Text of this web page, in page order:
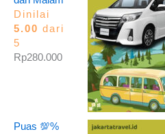
Dinilai
5.00 dari
5
Rp280.000
Puas 💯%